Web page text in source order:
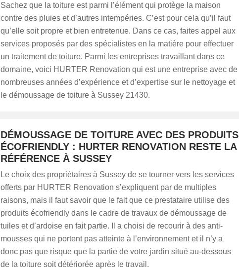
Sachez que la toiture est parmi l’élément qui protège la maison
contre des pluies et d’autres intempéries. C’est pour cela qu’il faut
qu’elle soit propre et bien entretenue. Dans ce cas, faites appel aux
services proposés par des spécialistes en la matière pour effectuer
un traitement de toiture. Parmi les entreprises travaillant dans ce
domaine, voici HURTER Renovation qui est une entreprise avec de
nombreuses années d’expérience et d’expertise sur le nettoyage et
le démoussage de toiture à Sussey 21430.
DÉMOUSSAGE DE TOITURE AVEC DES PRODUITS
ÉCOFRIENDLY : HURTER RENOVATION RESTE LA
RÉFÉRENCE À SUSSEY
Le choix des propriétaires à Sussey de se tourner vers les services
offerts par HURTER Renovation s’expliquent par de multiples
raisons, mais il faut savoir que le fait que ce prestataire utilise des
produits écofriendly dans le cadre de travaux de démoussage de
tuiles et d’ardoise en fait partie. Il a choisi de recourir à des anti-
mousses qui ne portent pas atteinte à l’environnement et il n’y a
donc pas que risque que la partie de votre jardin situé au-dessous
de la toiture soit détériorée après le travail.